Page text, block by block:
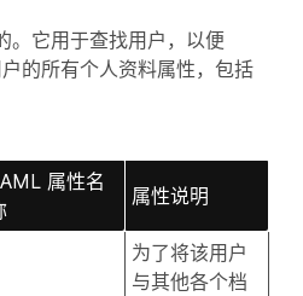
。它用于查找用户，以便
的所有个人资料属性，包括
属性名
属性说明
为了将该用户
与其他各个档